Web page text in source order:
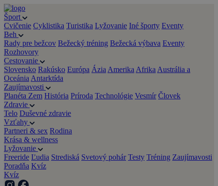
Šport
Cvičenie Cyklistika Turistika Lyžovanie Iné športy Eventy
Beh
Rady pre bežcov Bežecký tréning Bežecká výbava Eventy
Rozhovory
Cestovanie
Slovensko Rakúsko Európa Ázia Amerika Afrika Austrália a
Oceánia Antarktída
Zaujímavosti
Planéta Zem História Príroda Technológie Vesmír Človek
Zdravie
Telo Duševné zdravie
Vzťahy
Partneri & sex Rodina
Krása & wellness
Lyžovanie
Freeride Ľudia Strediská Svetový pohár Testy Tréning Zaujímavosti
Poradňa Kvíz
Kvíz